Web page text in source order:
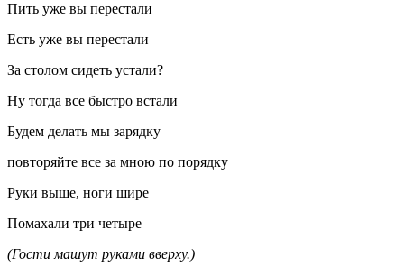
Пить уже вы перестали
Есть уже вы перестали
За столом сидеть устали?
Ну тогда все быстро встали
Будем делать мы зарядку
повторяйте все за мною по порядку
Руки выше, ноги шире
Помахали три четыре
(Гости машут руками вверху.)